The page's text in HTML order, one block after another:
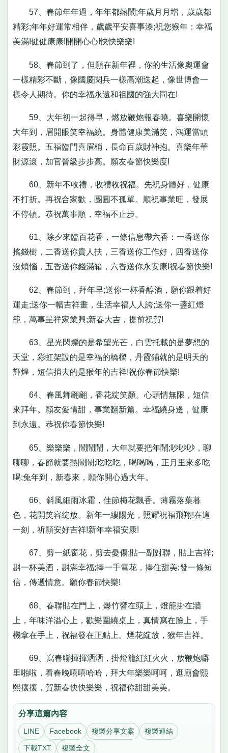
57、春節年年過，年年都熱鬧;年歲月月增，歲歲都
精彩;年年好運常相伴，歲歲平安喜事漆;祝您猴年：幸福
美滿!健健康康!開開心心!快快樂樂!
58、春節到了，但願在新年裡，你的生活像奧運會
一樣精彩不斷，像國慶閱兵一樣高潮迭起，像世博會一
樣令人期待。你的幸福永遠和祖國的強大同在!
59、大年初一起得早，燃放鞭炮報春曉。喜樂開懷
大年到，眉開眼笑幸福繞。身體健康美滿笑，鴻運當頭
彩霞照。五福臨門喜眉梢，長命百歲財神抱。喜樂年華
財源滾，加官晉級步步高。願友春節快樂度!
60、新年不收禮，收禮收祝福。先祝身體好，健康
不打折。再祝合家歡，團圓不孤單。順祝事業旺，發展
不停頓。恭祝萬事順，幸福不止步。
61、除夕來臨百花香，一條信息帶六香：一香送你
搖錢樹，二香送你貴人扶，三香送你工作好，四香送你
沒煩惱，五香送你錢滿箱，六香送你永安康!祝春節快樂!
62、春節到，拜年早;送你一杯香醇酒，願你跟着好
運走;送你一幅吉祥畫，生活幸福人人誇;送你一盞紅燈
籠，萬事呈祥家業興;新春大吉，提前祝賀!
63、星光閃爍的是希望光芒，白雲托載的是夢想的
天堂，彩虹架設的是幸福的橋樑，丹霞鋪就的是明天的
輝煌，短信捎去的是猴年的吉祥!祝你春節快樂!
64、春風舞翩翩，香花綻笑顏。心頭情無限，短信
來拜年。願友愛情甜，事業翻新篇。幸福繞身邊，健康
到永遠。恭祝你春節快樂!
65、樂樂樂，鬧鬧鬧，大年就要把年鬧;吵吵吵，聊
聊聊，春節就要熱鬧鬧;吃吃吃，喝喝喝，正月里來多吃
喝;兔年到，新春來，願你開心過大年。
66、斜風細雨冰霜，佳節梅花飄香。薄霧落葉暮
色，花開笑容綻放。新年一縷陽光，照耀祝福飛翔!在這
一刻，祈願安好吉祥!新年幸福安康!
67、剪一紙窗花，剪去憂傷;貼一副對聯，貼上吉祥;
斟一杯美酒，斟滿幸福;捧一手雪花，捧住甜美;發一條短
信，傳遞情意。願你春節快樂!
68、春聯貼在門上，爆竹響在頭上，燈籠掛在牆
上，年味洋溢心上，歡樂圍繞桌上，真情寫在臉上，手
機拿在手上，祝福發在正點上。煙花綻放，猴年吉祥。
69、寫春聯揮揮洒洒，掛燈籠紅紅火火，放鞭炮噼
里啪啦，看春晚嘻嘻哈哈，拜大年樂樂呵呵，逛廟會熙
熙攘攘，賀新春快快樂樂，祝福你甜甜美美。
分享這篇內容
LINE Facebook 複製分享文案 複製連結
下載TXT 複製全文